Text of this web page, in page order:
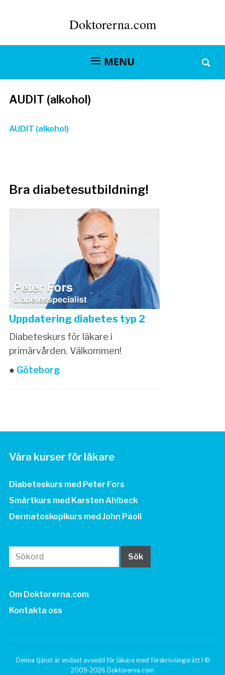
Doktorerna.com
MENU
AUDIT (alkohol)
AUDIT (alkohol)
Bra diabetesutbildning!
Uppdatering diabetes typ 2
Diabeteskurs för läkare i
primärvården. Välkommen!
● Göteborg
Våra kurser för läkare
Diabeteskurs med Peter Fors
Smärtkurs med Karsten Ahlbeck
Dermatoskopikurs med John Paoli
Om Doktorerna.com
Kontakta oss
Denna tjänst är endast avsedd för läkare med förskrivningsrätt I ©
2009-2026 Doktorerna.com